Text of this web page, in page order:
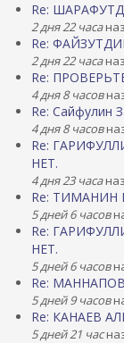
Re:
2 дня 22 часа
Re:
2 дня 22 часа
Re:
4 дня 8 часов
Re: Сайфулин
4 дня 8 часов
Re:
НЕТ.
4 дня 23 часа
Re: ТИМАНИН
5 дней 6 часов
Re:
НЕТ.
5 дней 6 часов
Re:
5 дней 9 часов
Re: КАНАЕВ
5 дней 21 час